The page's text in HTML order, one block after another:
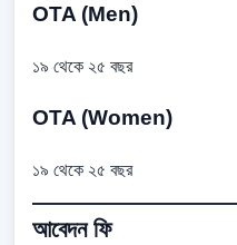
OTA (Men)
১৯ থেকে ২৫ বছর
OTA (Women)
১৯ থেকে ২৫ বছর
আবেদন ফি